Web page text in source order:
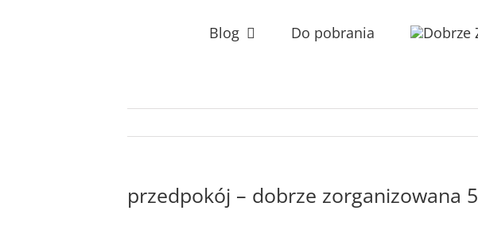
Blog Do pobrania
przedpokój – dobrze zorganizowana 5